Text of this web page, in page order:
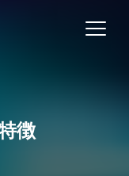
徴